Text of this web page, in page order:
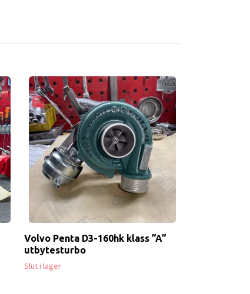
Volvo Penta D3-160hk klass ”A”
utbytesturbo
Slut i lager